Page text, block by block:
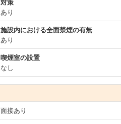
あり
施設内における全面禁煙の有無
あり
喫煙室の設置
なし
面接あり